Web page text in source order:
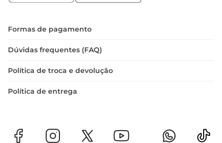
Formas de pagamento
Dúvidas frequentes (FAQ)
Política de troca e devolução
Política de entrega